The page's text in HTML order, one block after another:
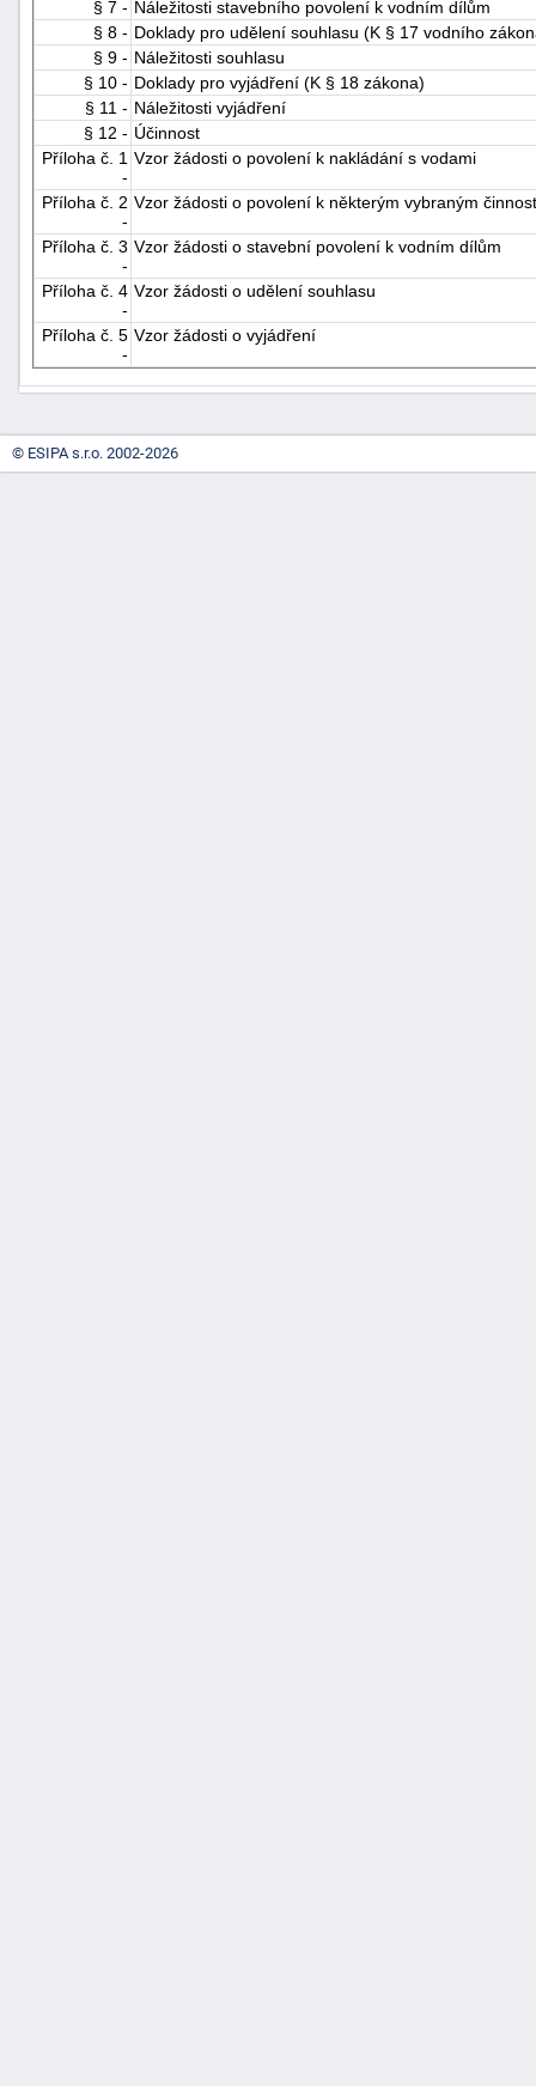
§ 7 - Náležitosti stavebního povolení k vodním dílům
§ 8 - Doklady pro udělení souhlasu (K § 17 vodního
§ 9 - Náležitosti souhlasu
§ 10 - Doklady pro vyjádření (K § 18 zákona)
§ 11 - Náležitosti vyjádření
§ 12 - Účinnost
Příloha č. 1
-
Vzor žádosti o povolení k nakládání s vodami
Příloha č. 2
-
Vzor žádosti o povolení k některým vybraným
Příloha č. 3
-
Vzor žádosti o stavební povolení k vodním dílům
Příloha č. 4
-
Vzor žádosti o udělení souhlasu
Příloha č. 5
-
Vzor žádosti o vyjádření
-
© ESIPA s.r.o. 2002-2026